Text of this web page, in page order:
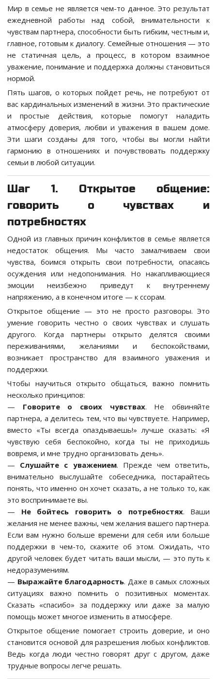
Мир в семье не является чем-то данное. Это результат
ежедневной работы над собой, внимательности к
чувствам партнера, способности быть гибким, честным и,
главное, готовым к диалогу. Семейные отношения — это
не статичная цель, а процесс, в котором взаимное
уважение, понимание и поддержка должны становиться
нормой.
Пять шагов, о которых пойдет речь, не потребуют от
вас кардинальных изменений в жизни. Это практические
и простые действия, которые помогут наладить
атмосферу доверия, любви и уважения в вашем доме.
Эти шаги созданы для того, чтобы вы могли найти
гармонию в отношениях и почувствовать поддержку
семьи в любой ситуации.
Шаг 1. Открытое общение:
говорить о чувствах и
потребностях
Одной из главных причин конфликтов в семье является
недостаток общения. Мы часто замалчиваем свои
чувства, боимся открыть свои потребности, опасаясь
осуждения или недопонимания. Но накапливающиеся
эмоции неизбежно приведут к внутреннему
напряжению, а в конечном итоге — к ссорам.
Открытое общение — это не просто разговоры. Это
умение говорить честно о своих чувствах и слушать
другого. Когда партнеры открыто делятся своими
переживаниями, желаниями и беспокойствами,
возникает пространство для взаимного уважения и
поддержки.
Чтобы научиться открыто общаться, важно помнить
несколько принципов:
— Говорите о своих чувствах. Не обвиняйте
партнера, а делитесь тем, что вы чувствуете. Например,
вместо «Ты всегда опаздываешь!» лучше сказать: «Я
чувствую себя беспокойно, когда ты не приходишь
вовремя, и мне трудно организовать день».
— Слушайте с уважением. Прежде чем ответить,
внимательно выслушайте собеседника, постарайтесь
понять, что именно он хочет сказать, а не только то, как
это воспринимаете вы.
— Не бойтесь говорить о потребностях. Ваши
желания не менее важны, чем желания вашего партнера.
Если вам нужно больше времени для себя или больше
поддержки в чем-то, скажите об этом. Ожидать, что
другой человек будет читать ваши мысли, — это путь к
недоразумениям.
— Выражайте благодарность. Даже в самых сложных
ситуациях важно помнить о позитивных моментах.
Сказать «спасибо» за поддержку или даже за малую
помощь может многое изменить в атмосфере.
Открытое общение помогает строить доверие, и оно
становится основой для разрешения любых конфликтов.
Ведь когда люди честно говорят друг с другом, даже
трудные вопросы легче решать.